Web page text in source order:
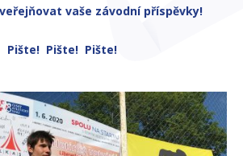
vaše závodní příspěvky!
Pište! Pište! Pište!